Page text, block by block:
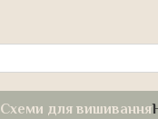
Схеми для вишивання